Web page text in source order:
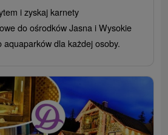
i zyskaj karnety
do ośrodków Jasna i Wysokie
aquaparków dla każdej osoby.